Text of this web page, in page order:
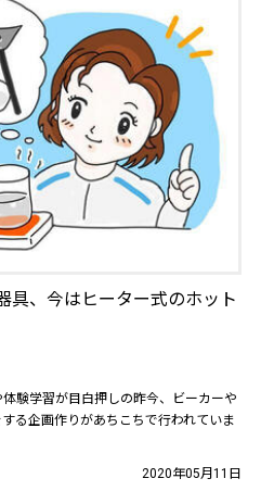
具、今はヒーター式のホット
験学習が目白押しの昨今、ビーカーや
る企画作りがあちこちで行われていま
2020年05月11日